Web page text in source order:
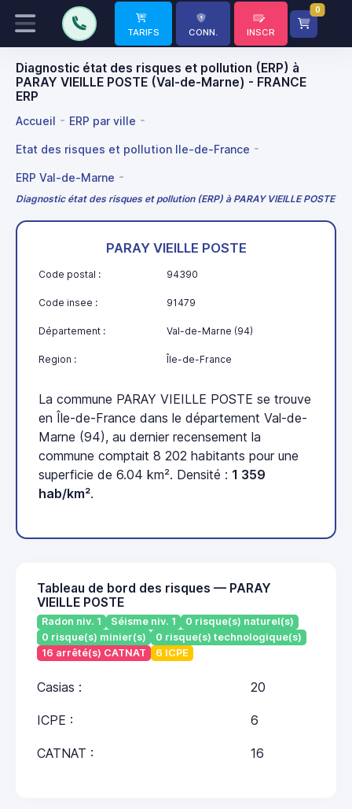
TARIFS CONN. INSCR
0
Diagnostic état des risques et pollution (ERP) à
PARAY VIEILLE POSTE (Val-de-Marne) - FRANCE
ERP
Accueil ERP par ville
Etat des risques et pollution Ile-de-France
ERP Val-de-Marne
Diagnostic état des risques et pollution (ERP) à PARAY VIEILLE POSTE
PARAY VIEILLE POSTE
Code postal : 94390
Code insee : 91479
Département : Val-de-Marne (94)
Region : Île-de-France
La commune PARAY VIEILLE POSTE se trouve
en Île-de-France dans le département Val-de-
Marne (94), au dernier recensement la
commune comptait 8 202 habitants pour une
superficie de 6.04 km². Densité : 1 359
hab/km².
Tableau de bord des risques — PARAY
VIEILLE POSTE
Radon niv. 1 Séisme niv. 1
0 risque(s) naturel(s)
0 risque(s) minier(s)
0 risque(s) technologique(s)
16 arrêté(s) CATNAT
6 ICPE
Casias : 20
ICPE : 6
CATNAT : 16